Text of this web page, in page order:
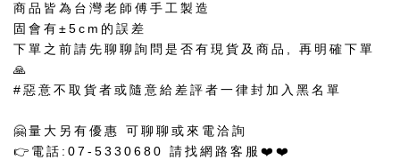
商品皆為台灣老師傅手工製造
固會有±5cm的誤差
下單之前請先聊聊詢問是否有現貨及商品, 再明確下單
🙏
#惡意不取貨者或隨意給差評者一律封加入黑名單
🤗量大另有優惠 可聊聊或來電洽詢
👉電話:07-5330680 請找網路客服❤️❤️